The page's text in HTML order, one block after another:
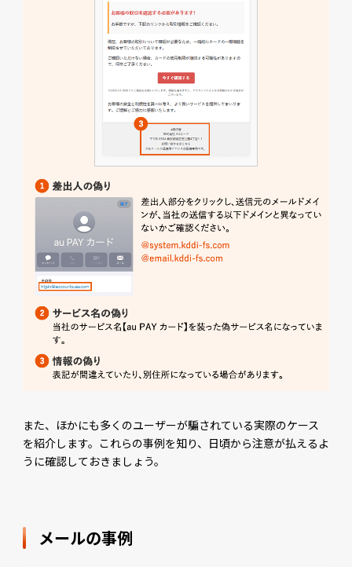
また、ほかにも多くのユーザーが騙されている実際のケース
を紹介します。これらの事例を知り、日頃から注意が払えるよ
うに確認しておきましょう。
メールの事例